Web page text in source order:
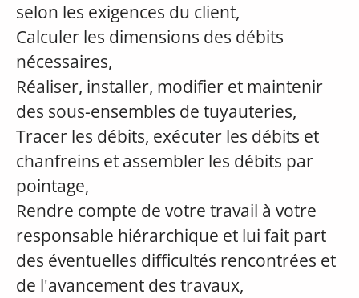
selon les exigences du client,
Calculer les dimensions des débits
nécessaires,
Réaliser, installer, modifier et maintenir
des sous-ensembles de tuyauteries,
Tracer les débits, exécuter les débits et
chanfreins et assembler les débits par
pointage,
Rendre compte de votre travail à votre
responsable hiérarchique et lui fait part
des éventuelles difficultés rencontrées et
de l'avancement des travaux,